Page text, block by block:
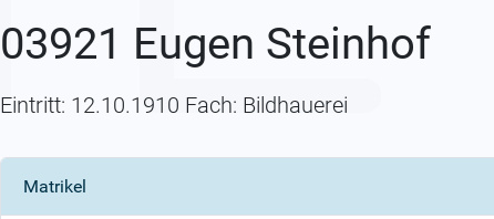
03921 Eugen Steinhof
Eintritt: 12.10.1910 Fach: Bildhauerei
Matrikel